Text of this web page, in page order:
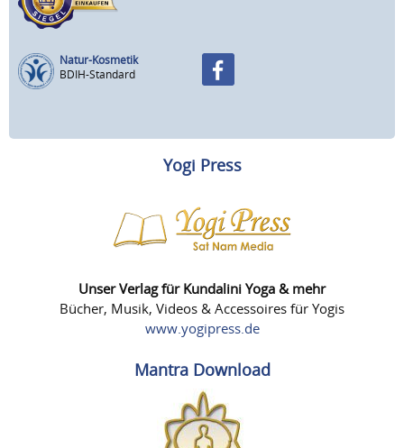
Natur-Kosmetik
BDIH-Standard
Yogi Press
Unser Verlag für Kundalini Yoga & mehr
Bücher, Musik, Videos & Accessoires für Yogis
www.yogipress.de
Mantra Download